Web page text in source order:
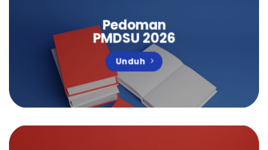
Pedoman
PMDSU2026
Unduh